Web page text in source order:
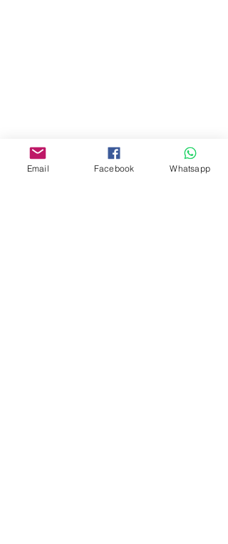
Mall,Nathan Road 534-538,
Yau Ma Tei, Hong Kong.
Email Facebook Whatsapp